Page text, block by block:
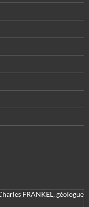
FRANKEL, géologue